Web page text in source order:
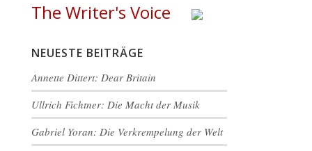
The Writer's Voice
NEUESTE BEITRÄGE
Annette Dittert: Dear Britain
Ullrich Fichtner: Die Macht der Musik
Gabriel Yoran: Die Verkrempelung der Welt